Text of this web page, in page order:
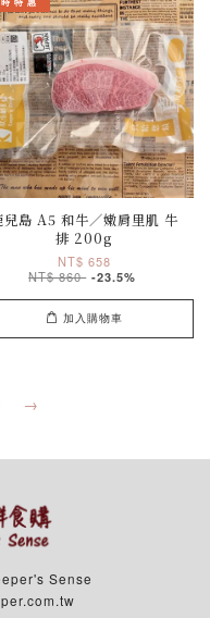
兒島 A5 和牛／嫩肩里肌 牛
排 200g
NT$ 658
NT$ 860 -23.5%
加入購物車
→
Sense